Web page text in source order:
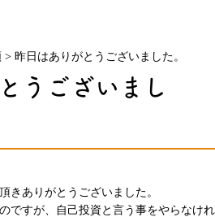
> 昨日はありがとうございました。
うございまし
きありがとうございました。
ですが、自己投資と言う事をやらなけれ